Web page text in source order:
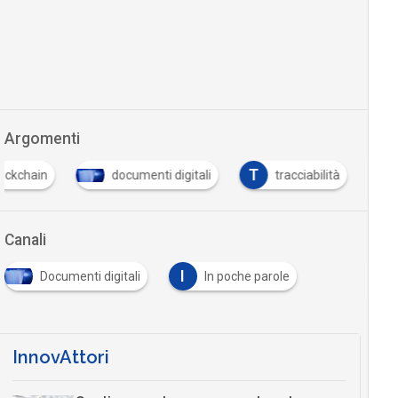
Argomenti
documenti digitali T tracciabilità
Canali
Documenti digitali In poche parole
InnovAttori